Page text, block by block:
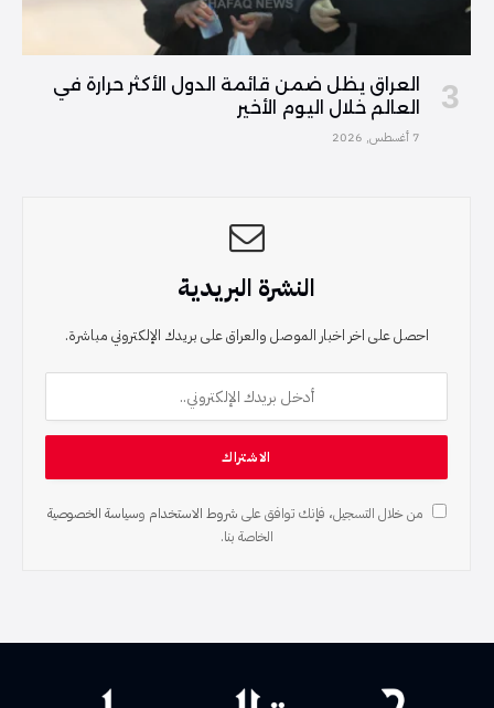
العراق يظل ضمن قائمة الدول الأكثر حرارة في
العالم خلال اليوم الأخير
7 أغسطس, 2026
النشرة البريدية
احصل على اخر اخبار الموصل والعراق على بريدك الإلكتروني مباشرة.
من خلال التسجيل، فإنك توافق على شروط الاستخدام وسياسة الخصوصية
الخاصة بنا.